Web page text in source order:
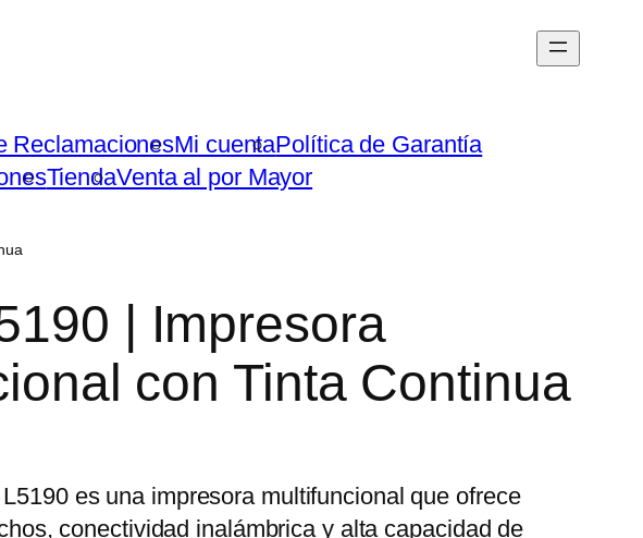
ReclamacionesMi cuentaPolítica de Garantía
TiendaVenta al por Mayor
| Impresora
con Tinta Continua
es una impresora multifuncional que ofrece
conectividad inalámbrica y alta capacidad de